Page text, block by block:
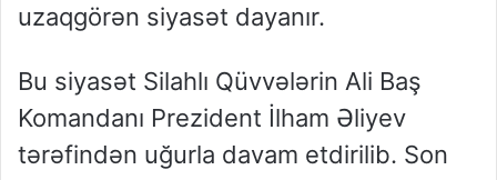
uzaqgörən siyasət dayanır.
Bu siyasət Silahlı Qüvvələrin Ali Baş
Komandanı Prezident İlham Əliyev
tərəfindən uğurla davam etdirilib. Son